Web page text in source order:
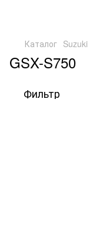
Каталог Suzuki
GSX-S750
Фильтр